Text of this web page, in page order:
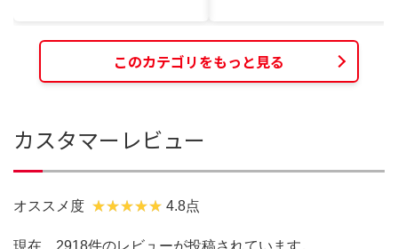
このカテゴリをもっと見る
カスタマーレビュー
オススメ度 4.8点